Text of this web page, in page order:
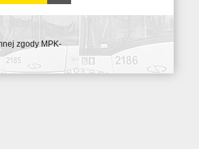
zgody MPK-